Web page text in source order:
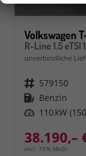
Volkswagen
R-Line 1.5 eTSI
unverbindliche
Fahrzeugnr. 579150
Kraftstoff Benzin
Leistung 110 kW
38.190,–
incl. 19% MwSt.